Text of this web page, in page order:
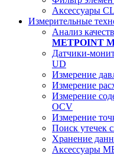
Аксессуары
Измерительные
Анализ
METPOINT
Датчики-
UD
Измерение
Измерение
Измерение
OCV
Измерение
Поиск утечек
Хранение
Аксессуары